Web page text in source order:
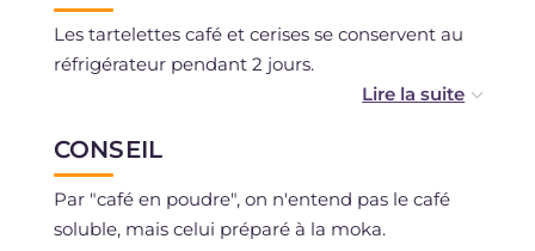
Les tartelettes café et cerises se conservent au
réfrigérateur pendant 2 jours.
réfrigérateur ou peut être congelée.
La ganache peut être conservée au
réfrigérateur, bien couverte, pendant 2-3 jours.
CONSEIL
Par "café en poudre", on n'entend pas le café
soluble, mais celui préparé à la moka.